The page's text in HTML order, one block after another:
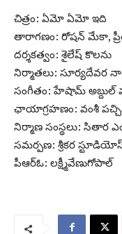
చిత్రం: ఏమో ఏమో ఇది
తారాగణం: రోషన్ మేకా,
దర్శకత్వం: శైలేష్ కొలను
నిర్మాతలు: సూర్యదేవర
సంగీతం: హేషామ్
ఛాయాగ్రహణం: వంశీ
నిర్మాణ సంస్థలు: సితార
సమర్పణ: శ్రీకర
పీఆర్ఓ: లక్ష్మీవేణుగోపాల్